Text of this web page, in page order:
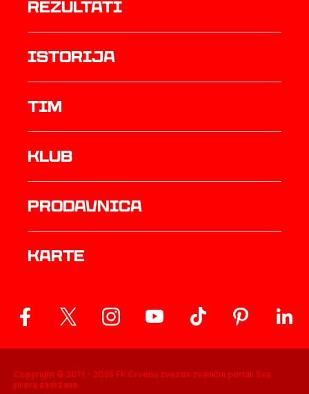
rezultati
istorija
TIM
Klub
prodavnica
Karte
Copyright © 2011 - 2026 FK Crvena zvezda zvanični portal. Sva
prava zadržana.